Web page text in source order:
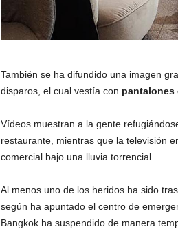
También se ha difundido una imagen
disparos, el cual vestía con pantalones
Vídeos muestran a la gente
restaurante, mientras que la televisión
comercial bajo una lluvia torrencial.
Al menos uno de los heridos ha sido
según ha apuntado el centro de
Bangkok ha suspendido de manera